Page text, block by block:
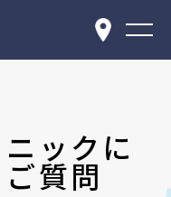
ックに
質問